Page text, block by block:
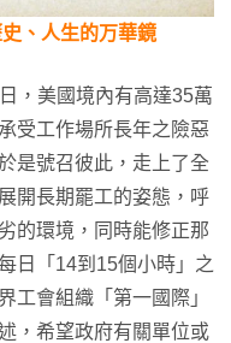
、人生的万華鏡
，美國境內有高達35萬
受工作場所長年之險惡
是號召彼此，走上了全
開長期罷工的姿態，呼
的環境，同時能修正那
日「14到15個小時」之
工會組織「第一國際」
，希望政府有關單位或